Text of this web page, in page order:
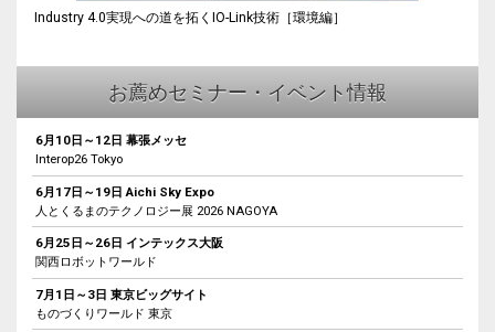
Industry 4.0実現への道を拓くIO-Link技術［環境編］
お薦めセミナー・イベント情報
6月10日～12日 幕張メッセ
Interop26 Tokyo
6月17日～19日 Aichi Sky Expo
人とくるまのテクノロジー展 2026 NAGOYA
6月25日～26日 インテックス大阪
関西ロボットワールド
7月1日～3日 東京ビッグサイト
ものづくりワールド 東京